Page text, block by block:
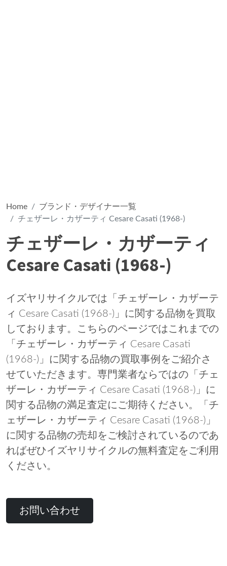
Home
ブランド・デザイナー一覧
チェザーレ・カザーティ Cesare Casati (1968-)
チェザーレ・カザーティ
Cesare Casati (1968-)
イズヤリサイクルでは「チェザーレ・カザーテ
ィ Cesare Casati (1968-)」に関する品物を買取
しております。こちらのページではこれまでの
「チェザーレ・カザーティ Cesare Casati
(1968-)」に関する品物の買取事例をご紹介さ
せていただきます。専門業者ならではの「チェ
ザーレ・カザーティ Cesare Casati (1968-)」に
関する品物の満足査定にご期待ください。「チ
ェザーレ・カザーティ Cesare Casati (1968-)」
に関する品物の売却をご検討されているのであ
ればぜひイズヤリサイクルの無料査定をご利用
ください。
お問い合わせ